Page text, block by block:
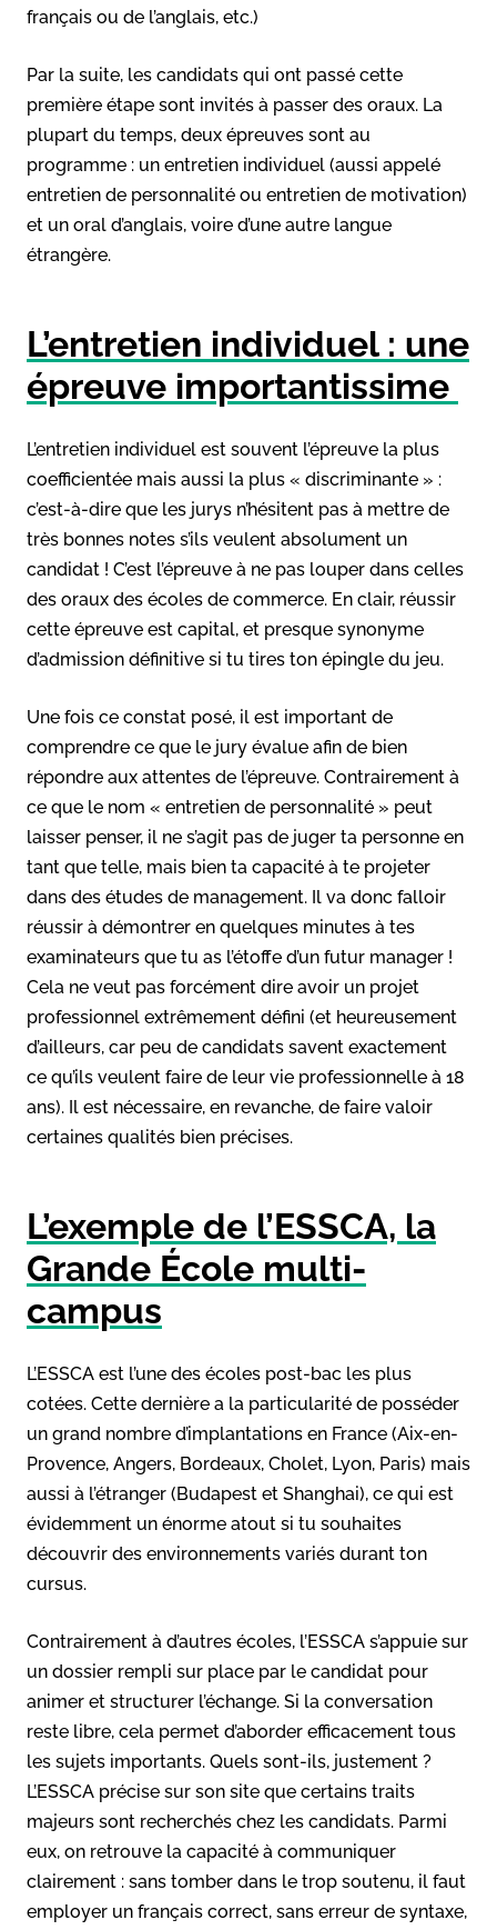
français ou de l’anglais, etc.)
Par la suite, les candidats qui ont passé cette
première étape sont invités à passer des oraux. La
plupart du temps, deux épreuves sont au
programme : un entretien individuel (aussi appelé
entretien de personnalité ou entretien de motivation)
et un oral d’anglais, voire d’une autre langue
étrangère.
L’entretien individuel : une
épreuve importantissime
L’entretien individuel est souvent l’épreuve la plus
coefficientée mais aussi la plus « discriminante » :
c’est-à-dire que les jurys n’hésitent pas à mettre de
très bonnes notes s’ils veulent absolument un
candidat ! C’est l’épreuve à ne pas louper dans celles
des oraux des écoles de commerce. En clair, réussir
cette épreuve est capital, et presque synonyme
d’admission définitive si tu tires ton épingle du jeu.
Une fois ce constat posé, il est important de
comprendre ce que le jury évalue afin de bien
répondre aux attentes de l’épreuve. Contrairement à
ce que le nom « entretien de personnalité » peut
laisser penser, il ne s’agit pas de juger ta personne en
tant que telle, mais bien ta capacité à te projeter
dans des études de management. Il va donc falloir
réussir à démontrer en quelques minutes à tes
examinateurs que tu as l’étoffe d’un futur manager !
Cela ne veut pas forcément dire avoir un projet
professionnel extrêmement défini (et heureusement
d’ailleurs, car peu de candidats savent exactement
ce qu’ils veulent faire de leur vie professionnelle à 18
ans). Il est nécessaire, en revanche, de faire valoir
certaines qualités bien précises.
L’exemple de l’ESSCA, la
Grande École multi-
campus
L’ESSCA est l’une des écoles post-bac les plus
cotées. Cette dernière a la particularité de posséder
un grand nombre d’implantations en France (Aix-en-
Provence, Angers, Bordeaux, Cholet, Lyon, Paris) mais
aussi à l’étranger (Budapest et Shanghai), ce qui est
évidemment un énorme atout si tu souhaites
découvrir des environnements variés durant ton
cursus.
Contrairement à d’autres écoles, l’ESSCA s’appuie sur
un dossier rempli sur place par le candidat pour
animer et structurer l’échange. Si la conversation
reste libre, cela permet d’aborder efficacement tous
les sujets importants. Quels sont-ils, justement ?
L’ESSCA précise sur son site que certains traits
majeurs sont recherchés chez les candidats. Parmi
eux, on retrouve la capacité à communiquer
clairement : sans tomber dans le trop soutenu, il faut
employer un français correct, sans erreur de syntaxe,